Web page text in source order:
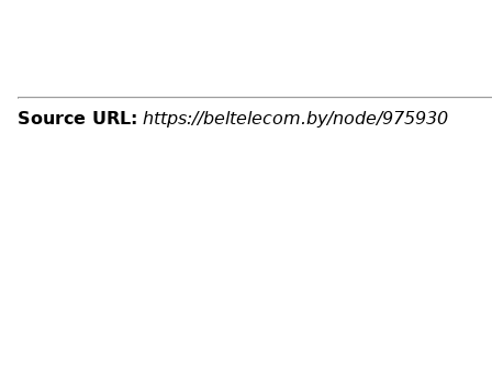
Source URL: https://beltelecom.by/node/975930